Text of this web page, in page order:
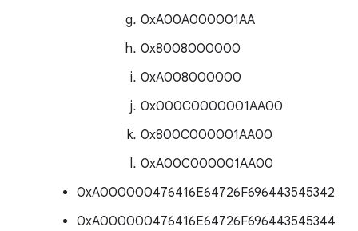
0xA00A000001AA
0x8008000000
0xA008000000
0x000C0000001AA00
0x800C000001AA00
0xA00C000001AA00
0xA000000476416E64726F696443545342
0xA000000476416E64726F696443545344